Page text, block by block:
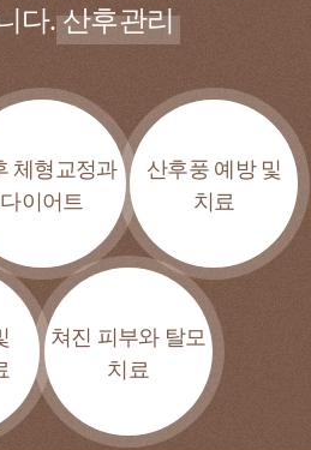
다.산후관리
체형교정과
다이어트
산후풍 예방 및
치료
쳐진 피부와 탈모
치료